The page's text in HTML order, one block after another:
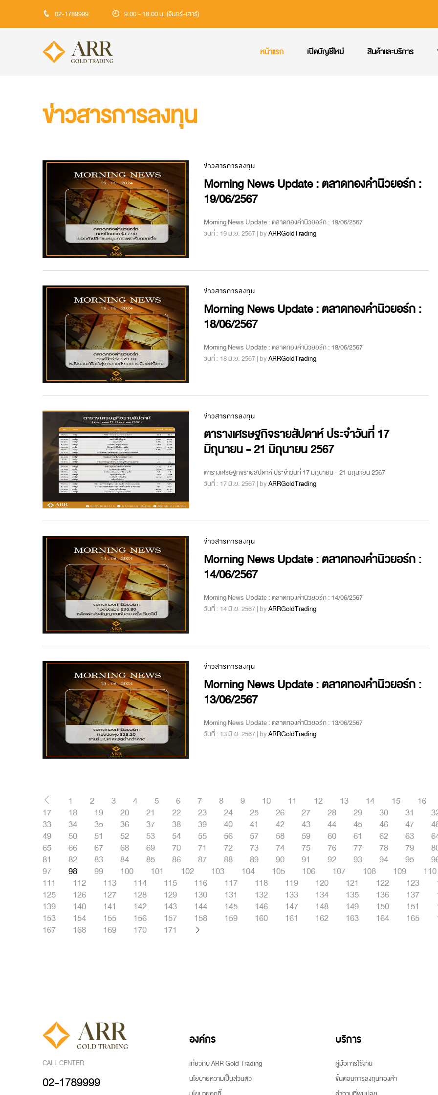
02-1789999 9.00 - 18.00 น. (จันทร์-เสาร์)
หน้าแรก เปิดบัญชีใหม่ สินค้าและบริการ
ข่าวสารการลงทุน
ข่าวสารการลงทุน
Morning News Update : ตลาดทองคำนิวยอร์ก :
19/06/2567
Morning News Update : ตลาดทองคำนิวยอร์ก : 19/06/2567
วันที่ : 19 มิ.ย. 2567 | byARRGoldTrading
ข่าวสารการลงทุน
Morning News Update : ตลาดทองคำนิวยอร์ก :
18/06/2567
Morning News Update : ตลาดทองคำนิวยอร์ก : 18/06/2567
วันที่ : 18 มิ.ย. 2567 | byARRGoldTrading
ข่าวสารการลงทุน
ตารางเศรษฐกิจรายสัปดาห์ ประจำวันที่ 17
มิถุนายน - 21 มิถุนายน 2567
ตารางเศรษฐกิจรายสัปดาห์ ประจำวันที่ 17 มิถุนายน - 21 มิถุนายน 2567
วันที่ : 17 มิ.ย. 2567 | byARRGoldTrading
ข่าวสารการลงทุน
Morning News Update : ตลาดทองคำนิวยอร์ก :
14/06/2567
Morning News Update : ตลาดทองคำนิวยอร์ก : 14/06/2567
วันที่ : 14 มิ.ย. 2567 | byARRGoldTrading
ข่าวสารการลงทุน
Morning News Update : ตลาดทองคำนิวยอร์ก :
13/06/2567
Morning News Update : ตลาดทองคำนิวยอร์ก : 13/06/2567
วันที่ : 13 มิ.ย. 2567 | byARRGoldTrading
1 2 3 4 5 6 7 8 9 10 11 12 13 14 15
16
17
18 19 20 21 22 23 24 25 26 27 28 29 30 31
33
34 35 36 37 38 39 40 41 42 43 44 45 46 47
49
50 51 52 53 54 55 56 57 58 59 60 61 62 63
65
66 67 68 69 70 71 72 73 74 75 76 77 78 79
81
82 83 84 85 86 87 88 89 90 91 92 93 94 95
97
98 99 100 101 102 103 104 105 106 107 108 109
110
111
112 113 114 115 116 117 118 119 120 121 122 123
125
126 127 128 129 130 131 132 133 134 135 136 137
139
140 141 142 143 144 145 146 147 148 149 150 151
153
154 155 156 157 158 159 160 161 162 163 164 165
167
168 169 170 171
CALL CENTER
02-1789999
องค์กร
เกี่ยวกับ ARR Gold Trading
นโยบายความเป็นส่วนตัว
บริการ
คู่มือการใช้งาน
ขั้นตอนการลงทุนทองคำ